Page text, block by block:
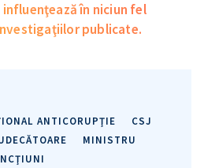
în niciun fel
publicate.
ANTICORUPŢIE
CSJ
MINISTRU